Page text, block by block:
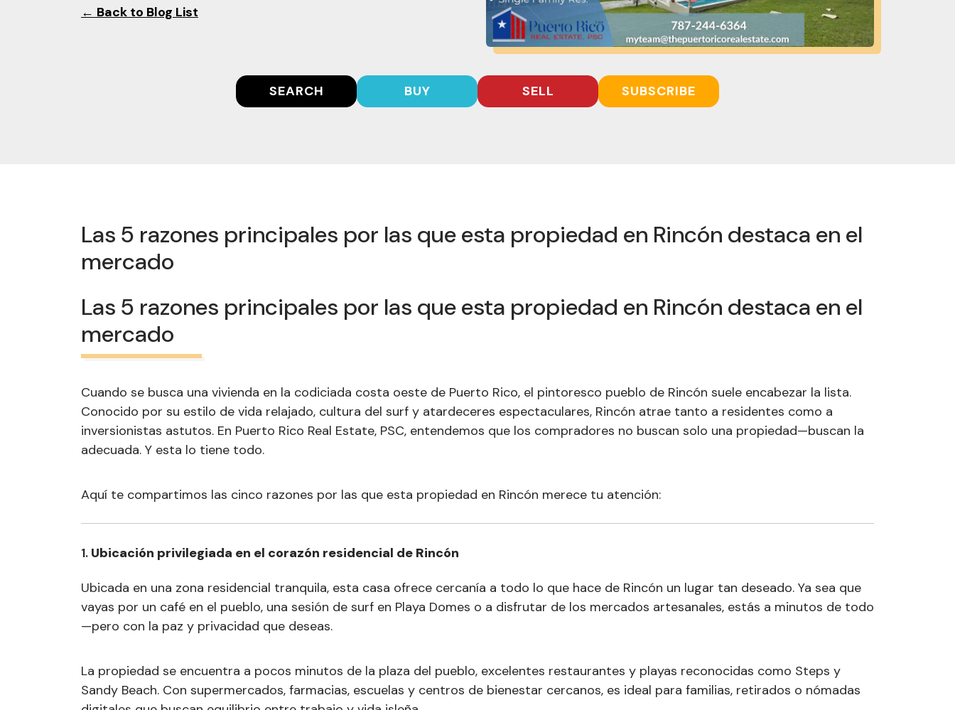
← Back to Blog List
SEARCH BUY SELL SUBSCRIBE
Las 5 razones principales por las que esta propiedad en Rincón destaca en el
mercado
Las 5 razones principales por las que esta propiedad en Rincón destaca en el
mercado
Cuando se busca una vivienda en la codiciada costa oeste de Puerto Rico, el pintoresco pueblo de Rincón suele encabezar la lista.
Conocido por su estilo de vida relajado, cultura del surf y atardeceres espectaculares, Rincón atrae tanto a residentes como a
inversionistas astutos. En Puerto Rico Real Estate, PSC, entendemos que los compradores no buscan solo una propiedad—buscan la
adecuada. Y esta lo tiene todo.
Aquí te compartimos las cinco razones por las que esta propiedad en Rincón merece tu atención:
1. Ubicación privilegiada en el corazón residencial de Rincón
Ubicada en una zona residencial tranquila, esta casa ofrece cercanía a todo lo que hace de Rincón un lugar tan deseado. Ya sea que
vayas por un café en el pueblo, una sesión de surf en Playa Domes o a disfrutar de los mercados artesanales, estás a minutos de todo
—pero con la paz y privacidad que deseas.
La propiedad se encuentra a pocos minutos de la plaza del pueblo, excelentes restaurantes y playas reconocidas como Steps y
Sandy Beach. Con supermercados, farmacias, escuelas y centros de bienestar cercanos, es ideal para familias, retirados o nómadas